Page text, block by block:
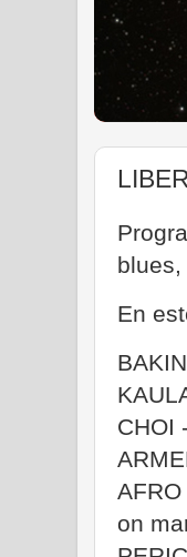
En
CHOI
on